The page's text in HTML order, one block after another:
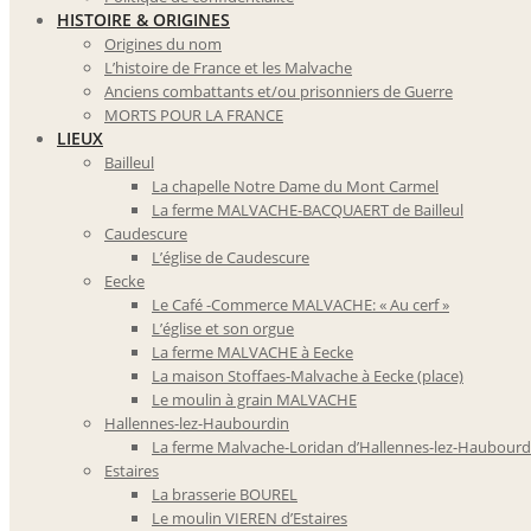
HISTOIRE & ORIGINES
Origines du nom
L’histoire de France et les Malvache
Anciens combattants et/ou prisonniers de Guerre
MORTS POUR LA FRANCE
LIEUX
Bailleul
La chapelle Notre Dame du Mont Carmel
La ferme MALVACHE-BACQUAERT de Bailleul
Caudescure
L’église de Caudescure
Eecke
Le Café -Commerce MALVACHE: « Au cerf »
L’église et son orgue
La ferme MALVACHE à Eecke
La maison Stoffaes-Malvache à Eecke (place)
Le moulin à grain MALVACHE
Hallennes-lez-Haubourdin
La ferme Malvache-Loridan d’Hallennes-lez-
Estaires
La brasserie BOUREL
Le moulin VIEREN d’Estaires